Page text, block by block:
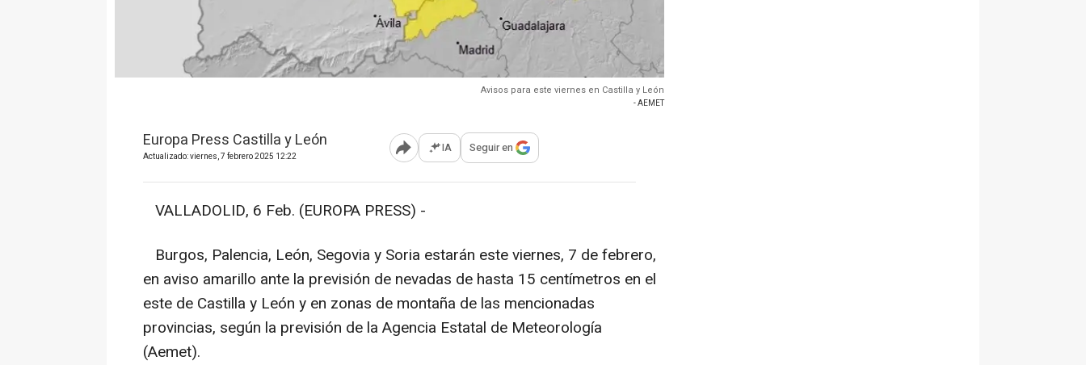
Avisos para este viernes en Castilla y León
- AEMET
Europa Press Castilla y León
Actualizado: viernes, 7 febrero 2025 12:22 Abrir opciones para compartir
IA Seguir en
VALLADOLID, 6 Feb. (EUROPA PRESS) -
Burgos, Palencia, León, Segovia y Soria estarán este viernes, 7 de febrero,
en aviso amarillo ante la previsión de nevadas de hasta 15 centímetros en el
este de Castilla y León y en zonas de montaña de las mencionadas
provincias, según la previsión de la Agencia Estatal de Meteorología
(Aemet).